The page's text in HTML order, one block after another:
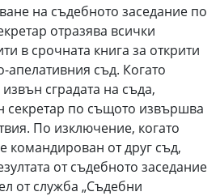
на съдебното заседание по
отразява всички
в срочната книга за открити
апелативния съд. Когато
сградата на съда,
секретар по същото извършва
По изключение, когато
командирован от друг съд,
от съдебното заседание
от служба „Съдебни